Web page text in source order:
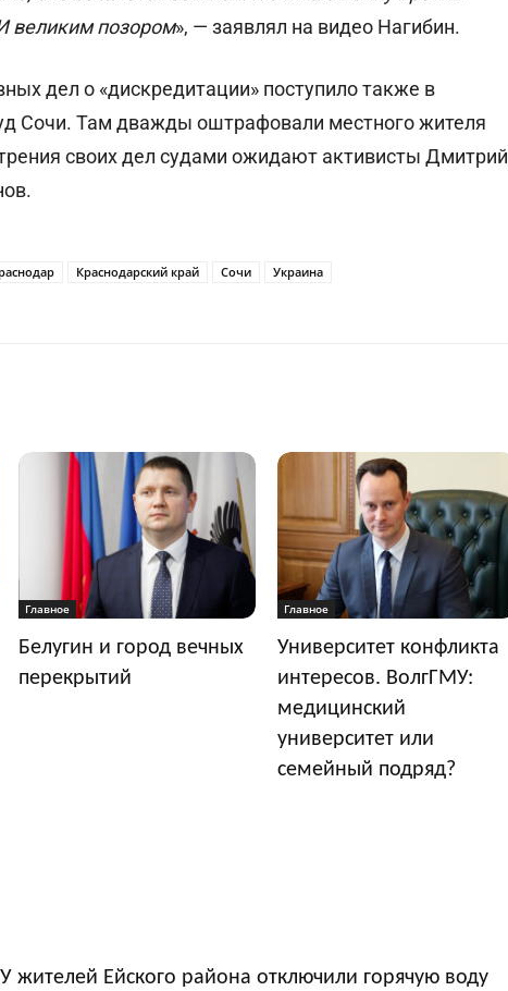
великим позором», — заявлял на видео Нагибин.
дел о «дискредитации» поступило также в
Сочи. Там дважды оштрафовали местного жителя
своих дел судами ожидают активисты Дмитрий
Краснодарский край Сочи Украина
Главное
Белугин и город вечных
перекрытий
Главное
Университет конфликта
интересов. ВолгГМУ:
медицинский
университет или
семейный подряд?
У жителей Ейского района отключили горячую воду